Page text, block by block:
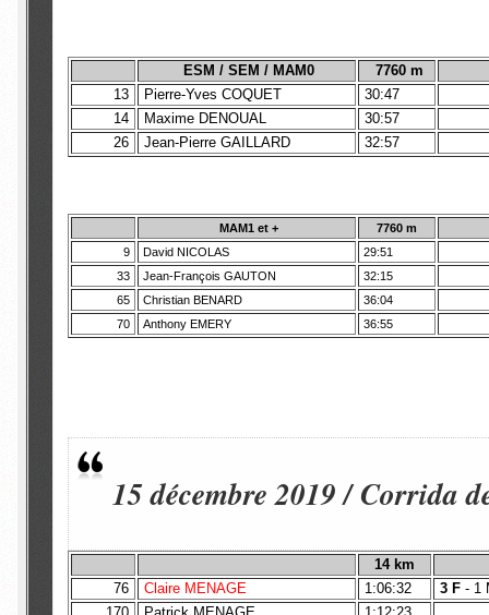
ESM / SEM / MAM0
7760 m
13
Pierre-Yves COQUET
30:47
14
Maxime DENOUAL
30:57
26
Jean-Pierre GAILLARD 32:57
MAM1 et +
7760 m
9
David NICOLAS
29:51
33
Jean-François GAUTON
32:15
65
Christian BENARD
36:04
70
Anthony EMERY 36:55
15 décembre 2019 / Corrida
14 km
76
Claire MENAGE 1:06:32 3 F - 1